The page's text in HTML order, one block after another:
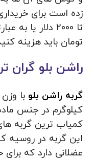
تومان باید هزینه
راشن بلو گران
گربه راشن بلو
کمیاب ترین گربه
این گربه در روسیه